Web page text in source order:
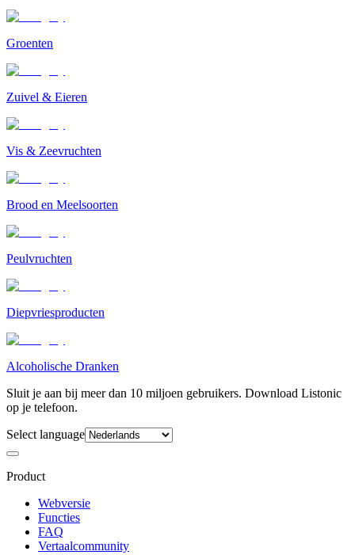
Groenten
Zuivel & Eieren
Vis & Zeevruchten
Brood en Meelsoorten
Peulvruchten
Diepvriesproducten
Alcoholische Dranken
Sluit je aan bij meer dan 10 miljoen gebruikers. Download Listonic
op je telefoon.
Select language
Product
Webversie
Functies
FAQ
Vertaalcommunity